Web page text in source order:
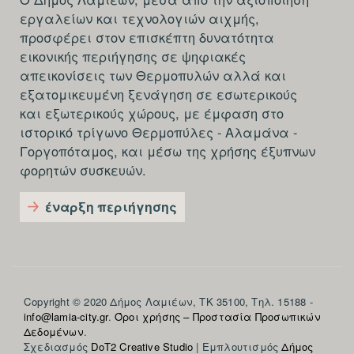
εργαλείων και τεχνολογιών αιχμής,
προσφέρει στον επισκέπτη δυνατότητα
εικονικής περιήγησης σε ψηφιακές
απεικονίσεις των Θερμοπυλών αλλά και
εξατομικευμένη ξενάγηση σε εσωτερικούς
και εξωτερικούς χώρους, με έμφαση στο
ιστορικό τρίγωνο Θερμοπύλες - Αλαμάνα -
Γοργοπόταμος, και μέσω της χρήσης έξυπνων
φορητών συσκευών.
έναρξη περιήγησης
Section
footer-
Copyright © 2020 Δήμος Λαμιέων, ΤΚ 35100, Τηλ. 15188 -
info@lamia-city.gr.Όροι χρήσης – Προστασία Προσωπικών
Δεδομένων.
Σχεδιασμός DoT2 Creative Studio | ΕμπλουτισμόςΔήμος